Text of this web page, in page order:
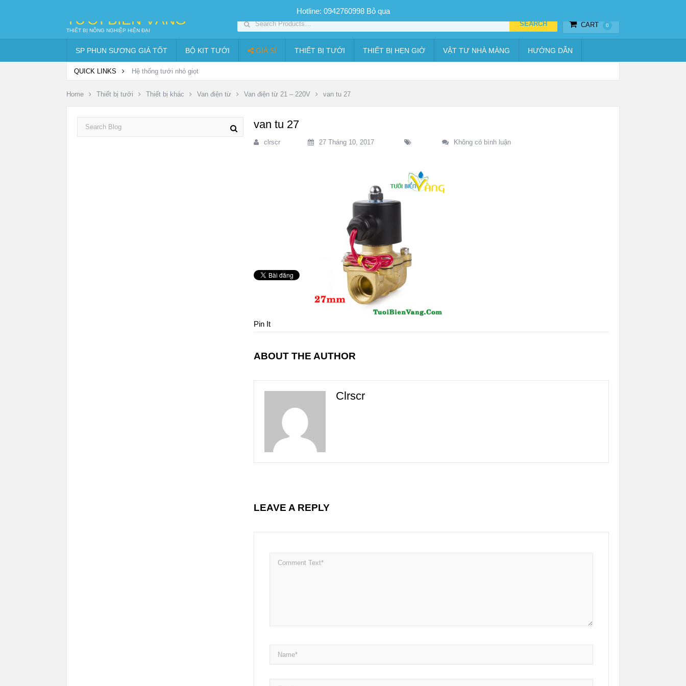
SP PHUN SƯƠNG GIÁ TỐT Bộ KIT tưới
TƯỚI BIỂN VÀNG
THIẾT BỊ NÔNG NGHIỆP HIỆN ĐẠI
CART 0
SP PHUN SƯƠNG GIÁ TỐT BỘ KIT TƯỚI GIÁ SỈ THIẾT BỊ TƯỚI THIẾT BỊ HẸN GIỜ VẬT TƯ NHÀ MÀNG HƯỚNG DẪN
QUICK LINKS Hệ thống tưới nhỏ giọt
Home Thiết bị tưới Thiết bị khác Van điện từ Van điện từ 21 – 220V van tu 27
van tu 27
clrscr 27 Tháng 10, 2017 Không có bình luận
Pin It
ABOUT THE AUTHOR
Clrscr
LEAVE A REPLY
Hotline: 0942760998 Bỏ qua